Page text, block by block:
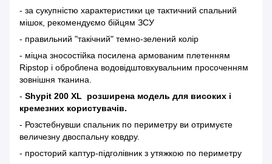
- за сукупністю характеристики це тактичний спальний
мішок, рекомендуємо бійцям ЗСУ
- правильний "такічний" темно-зелений колір
- міцна зносостійка посилена армованим плетенням
Ripstop і оброблена водовідштовхувальним просоченням
зовнішня тканина.
- Shypit 200 XL розширена модель для високих і
кремезних користувачів.
- Розстебнувши спальник по периметру ви отримуєте
величезну двоспальну ковдру.
- просторий каптур-підголівник з утяжкою по периметру